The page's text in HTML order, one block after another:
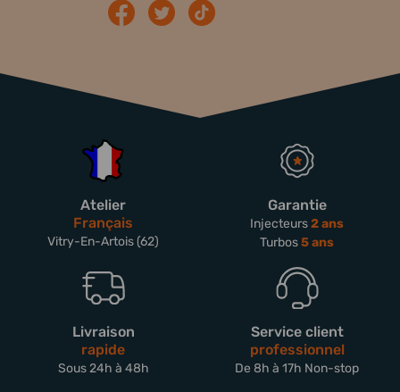
Atelier
Français
Vitry-En-Artois (62)
Garantie
Injecteurs2 ans
Turbos5 ans
Livraison
rapide
Sous 24h à 48h
Service client
professionnel
De 8h à 17h Non-stop